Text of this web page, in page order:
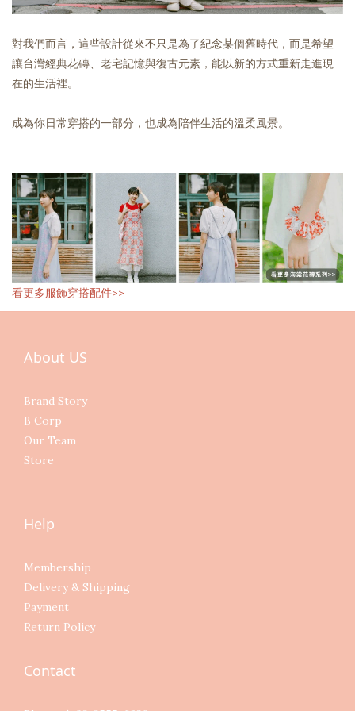
對我們而言，這些設計從來不只是為了紀念某個舊時代，而是希望
讓台灣經典花磚、老宅記憶與復古元素，能以新的方式重新走進現
在的生活裡。
成為你日常穿搭的一部分，也成為陪伴生活的溫柔風景。
-
看更多服飾穿搭配件>>
About US
Brand Story
B Corp
Our Team
Store
Help
Membership
Delivery & Shipping
Payment
Return Policy
Contact